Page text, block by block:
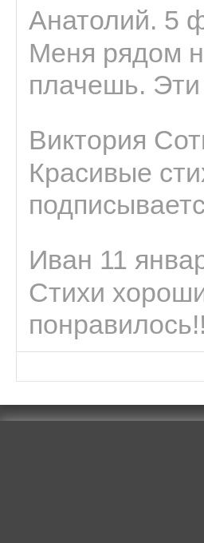
Анатолий. 5
Меня рядом
плачешь. Эти
Виктория
Красивые
Иван 11
Стихи